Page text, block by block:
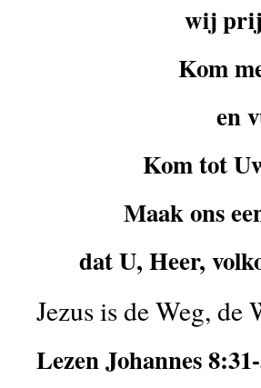
wij
Kom
en
Kom tot
Maak ons
dat U, Heer,
Jezus is de Weg, de
Lezen Johannes